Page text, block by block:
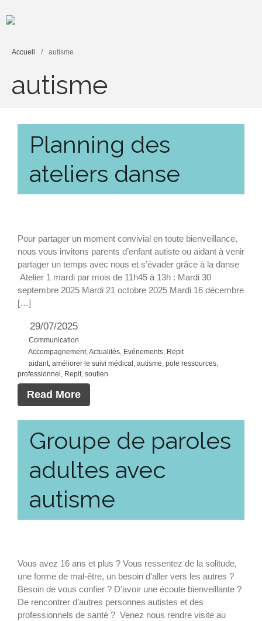
Histoire & valeurs
Missions & projets
Stratégie & direction
Nos partenaires
Nos actualités
Documentation
Soins & santé
Loisirs & Repit
Intégrer l’équipe des
Actualités
Actualités
Accueil / autisme
autisme
Planning des
ateliers danse
Pour partager un moment convivial en toute bienveillance,
nous vous invitons parents d’enfant autiste ou aidant à venir
partager un temps avec nous et s’évader grâce à la danse
Atelier 1 mardi par mois de 11h45 à 13h : Mardi 30
septembre 2025 Mardi 21 octobre 2025 Mardi 16 décembre
[…]
29/07/2025
Communication
Accompagnement Actualités Evénements Repit
aidant améliorer le suivi médical autisme pole ressources
professionnel Repit soutien
Read More
Groupe de paroles
adultes avec
autisme
Vous avez 16 ans et plus ? Vous ressentez de la solitude,
une forme de mal-être, un besoin d’aller vers les autres ?
Besoin de vous confier ? D’avoir une écoute bienveillante ?
De rencontrer d’autres personnes autistes et des
professionnels de santé ? Venez nous rendre visite au